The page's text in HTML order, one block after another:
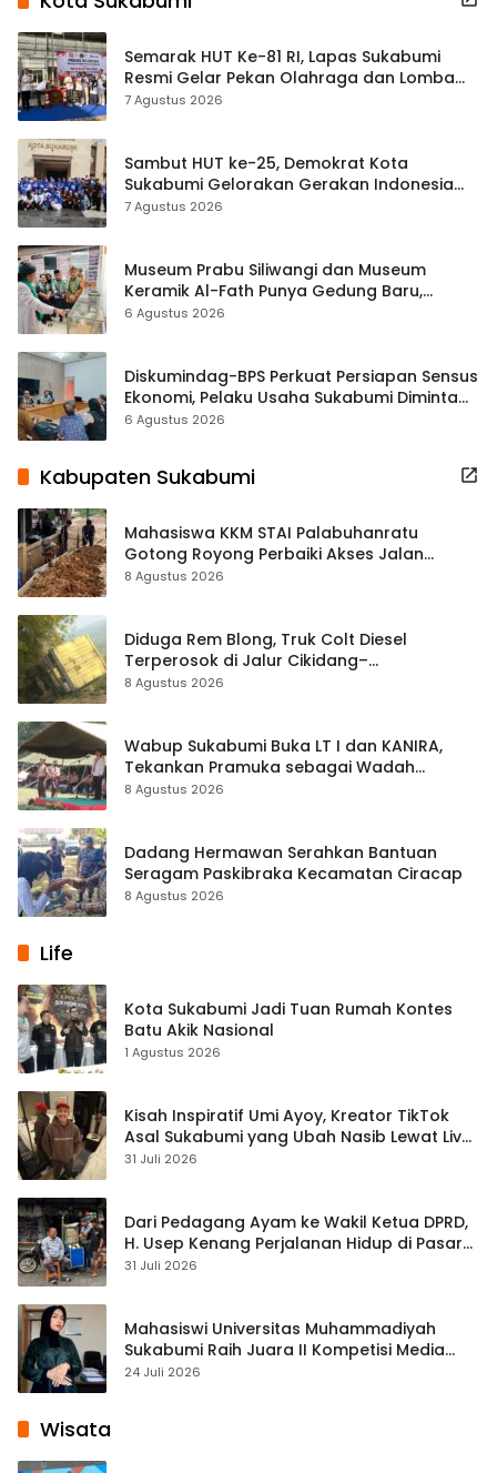
Semarak HUT Ke-81 RI, Lapas Sukabumi
Resmi Gelar Pekan Olahraga dan Lomba
Tradisional
7 Agustus 2026
Sambut HUT ke-25, Demokrat Kota
Sukabumi Gelorakan Gerakan Indonesia
ASRI Lewat Aksi Bersih Masjid Agung
7 Agustus 2026
Museum Prabu Siliwangi dan Museum
Keramik Al-Fath Punya Gedung Baru,
Hampir 500 Koleksi Dipisahkan
6 Agustus 2026
Diskumindag-BPS Perkuat Persiapan Sensus
Ekonomi, Pelaku Usaha Sukabumi Diminta
Terbuka Beri Data
6 Agustus 2026
Kabupaten Sukabumi
Mahasiswa KKM STAI Palabuhanratu
Gotong Royong Perbaiki Akses Jalan
Majelis Ta’lim di Sagaranten
8 Agustus 2026
Diduga Rem Blong, Truk Colt Diesel
Terperosok di Jalur Cikidang–
Palabuhanratu
8 Agustus 2026
Wabup Sukabumi Buka LT I dan KANIRA,
Tekankan Pramuka sebagai Wadah
Pembentukan Karakter
8 Agustus 2026
Dadang Hermawan Serahkan Bantuan
Seragam Paskibraka Kecamatan Ciracap
8 Agustus 2026
Life
Kota Sukabumi Jadi Tuan Rumah Kontes
Batu Akik Nasional
1 Agustus 2026
Kisah Inspiratif Umi Ayoy, Kreator TikTok
Asal Sukabumi yang Ubah Nasib Lewat Live
Streaming
31 Juli 2026
Dari Pedagang Ayam ke Wakil Ketua DPRD,
H. Usep Kenang Perjalanan Hidup di Pasar
Cisaat
31 Juli 2026
Mahasiswi Universitas Muhammadiyah
Sukabumi Raih Juara II Kompetisi Media
Pembelajaran Digital Tingkat Internasional
24 Juli 2026
Wisata